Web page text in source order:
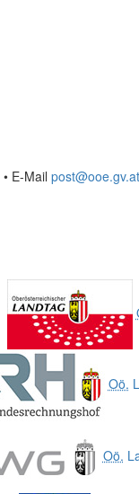
• E-Mail post@ooe.gv.at
Oö.
Oö.